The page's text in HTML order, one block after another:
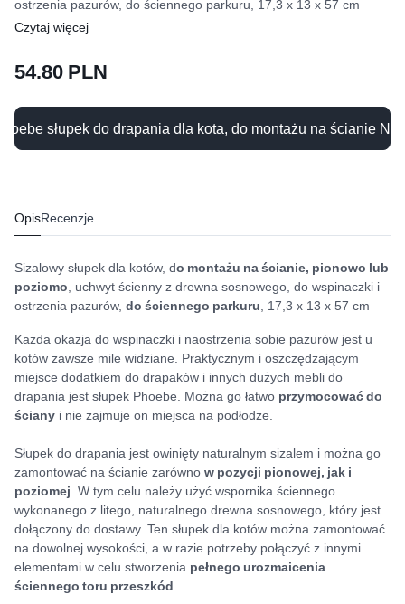
ostrzenia pazurów, do ściennego parkuru, 17,3 x 13 x 57 cm
54.80 PLN
słupek do drapania dla kota, do montażu na ścianie
OpisRecenzje
Sizalowy słupek dla kotów, do montażu na ścianie, pionowo lub
poziomo , uchwyt ścienny z drewna sosnowego, do wspinaczki i
ostrzenia pazurów, do ściennego parkuru , 17,3 x 13 x 57 cm
Każda okazja do wspinaczki i naostrzenia sobie pazurów jest u
kotów zawsze mile widziane. Praktycznym i oszczędzającym
miejsce dodatkiem do drapaków i innych dużych mebli do
drapania jest słupek Phoebe. Można go łatwo przymocować do
ściany i nie zajmuje on miejsca na podłodze.
Słupek do drapania jest owinięty naturalnym sizalem i można go
zamontować na ścianie zarówno w pozycji pionowej, jak i
poziomej . W tym celu należy użyć wspornika ściennego
wykonanego z litego, naturalnego drewna sosnowego, który jest
dołączony do dostawy. Ten słupek dla kotów można zamontować
na dowolnej wysokości, a w razie potrzeby połączyć z innymi
elementami w celu stworzenia pełnego urozmaicenia
ściennego toru przeszkód